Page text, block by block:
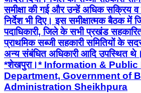
समीक्षा की गई और उन्हें अधिक सक्रिय
निर्देश भी दिए। इस समीक्षात्मक बैठक में
पदाधिकारी, जिले के सभी प्रखंड
प्राथमिक सब्जी सहकारी समितियों के
अन्य संबंधित अधिकारी आदि उपस्थित
*शेखपुरा।* Information &
Department, Government of
Administration Sheikhpura